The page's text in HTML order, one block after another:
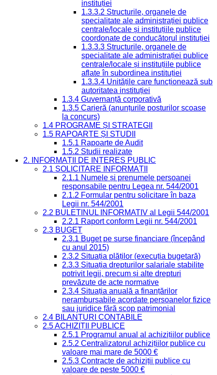
instituției
1.3.3.2 Structurile, organele de
specialitate ale administrației publice
centrale/locale și instituțiile publice
coordonate de conducătorul instituției
1.3.3.3 Structurile, organele de
specialitate ale administrației publice
centrale/locale și instituțiile publice
aflate în subordinea instituției
1.3.3.4 Unitățile care funcționează sub
autoritatea instituției
1.3.4 Guvernanță corporativă
1.3.5 Carieră (anunțurile posturilor scoase
la concurs)
1.4 PROGRAME ȘI STRATEGII
1.5 RAPOARTE ȘI STUDII
1.5.1 Rapoarte de Audit
1.5.2 Studii realizate
2. INFORMAȚII DE INTERES PUBLIC
2.1 SOLICITARE INFORMAȚII
2.1.1 Numele și prenumele persoanei
responsabile pentru Legea nr. 544/2001
2.1.2 Formular pentru solicitare în baza
Legii nr. 544/2001
2.2 BULETINUL INFORMATIV al Legii 544/2001
2.2.1 Raport conform Legii nr. 544/2001
2.3 BUGET
2.3.1 Buget pe surse financiare (începând
cu anul 2015)
2.3.2 Situația plăților (execuția bugetară)
2.3.3 Situația drepturilor salariale stabilite
potrivit legii, precum și alte drepturi
prevăzute de acte normative
2.3.4 Situația anuală a finanțărilor
nerambursabile acordate persoanelor fizice
sau juridice fără scop patrimonial
2.4 BILANȚURI CONTABILE
2.5 ACHIZIȚII PUBLICE
2.5.1 Programul anual al achizițiilor publice
2.5.2 Centralizatorul achizițiilor publice cu
valoare mai mare de 5000 €
2.5.3 Contracte de achiziții publice cu
valoare de peste 5000 €